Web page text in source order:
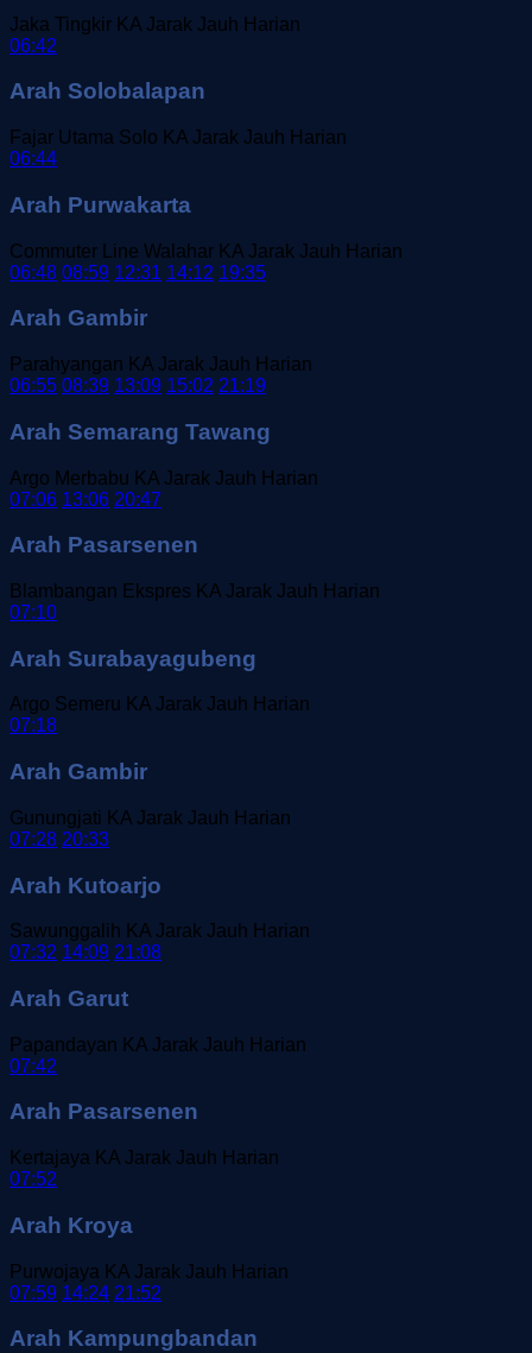
Jaka Tingkir KA Jarak Jauh Harian
06:42
Arah Solobalapan
Fajar Utama Solo KA Jarak Jauh Harian
06:44
Arah Purwakarta
Commuter Line Walahar KA Jarak Jauh Harian
06:48 08:59 12:31 14:12 19:35
Arah Gambir
Parahyangan KA Jarak Jauh Harian
06:55 08:39 13:09 15:02 21:19
Arah Semarang Tawang
Argo Merbabu KA Jarak Jauh Harian
07:06 13:06 20:47
Arah Pasarsenen
Blambangan Ekspres KA Jarak Jauh Harian
07:10
Arah Surabayagubeng
Argo Semeru KA Jarak Jauh Harian
07:18
Arah Gambir
Gunungjati KA Jarak Jauh Harian
07:28 20:33
Arah Kutoarjo
Sawunggalih KA Jarak Jauh Harian
07:32 14:09 21:08
Arah Garut
Papandayan KA Jarak Jauh Harian
07:42
Arah Pasarsenen
Kertajaya KA Jarak Jauh Harian
07:52
Arah Kroya
Purwojaya KA Jarak Jauh Harian
07:59 14:24 21:52
Arah Kampungbandan